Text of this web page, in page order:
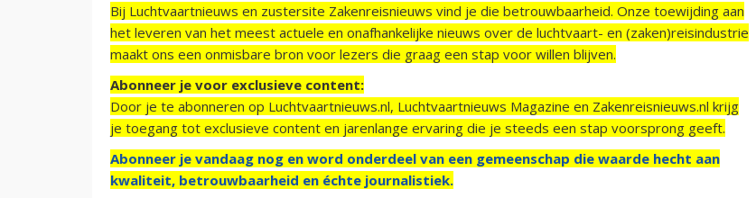
Bij Luchtvaartnieuws en zustersite Zakenreisnieuws vind je die betrouwbaarheid. Onze toewijding aan
het leveren van het meest actuele en onafhankelijke nieuws over de luchtvaart- en (zaken)reisindustrie
maakt ons een onmisbare bron voor lezers die graag een stap voor willen blijven.
Abonneer je voor exclusieve content:
Door je te abonneren op Luchtvaartnieuws.nl, Luchtvaartnieuws Magazine en Zakenreisnieuws.nl krijg
je toegang tot exclusieve content en jarenlange ervaring die je steeds een stap voorsprong geeft.
Abonneer je vandaag nog en word onderdeel van een gemeenschap die waarde hecht aan
kwaliteit, betrouwbaarheid en échte journalistiek.